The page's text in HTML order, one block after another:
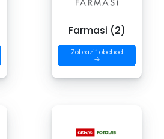
Farmasi (2)
Zobraziť obchod
→